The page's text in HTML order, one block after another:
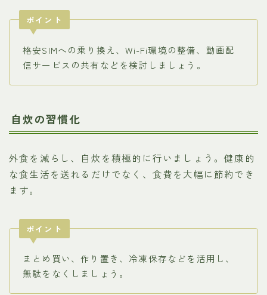
ポイント
格安SIMへの乗り換え、Wi-Fi環境の整備、動画配
信サービスの共有などを検討しましょう。
自炊の習慣化
外食を減らし、自炊を積極的に行いましょう。健康的
な食生活を送れるだけでなく、食費を大幅に節約でき
ます。
ポイント
まとめ買い、作り置き、冷凍保存などを活用し、
無駄をなくしましょう。